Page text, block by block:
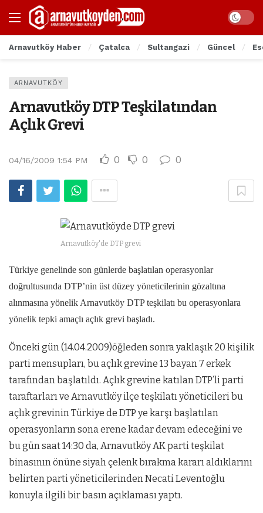
Arnavutköy Haber Çatalca Sultangazi Güncel
ARNAVUTKÖY
Arnavutköy DTP Teşkilatından
Açlık Grevi
04/16/2009 1:54 PM 0 0 0
Arnavutköy'de DTP grevi
Türkiye genelinde son günlerde başlatılan operasyonlar
doğrultusunda DTP’nin üst düzey yöneticilerinin gözaltına
alınmasına yönelik Arnavutköy DTP teşkilatı bu operasyonlara
yönelik tepki amaçlı açlık grevi başladı.
Önceki gün (14.04.2009)öğleden sonra yaklaşık 20 kişilik
parti mensupları, bu açlık grevine 13 bayan 7 erkek
tarafından başlatıldı. Açlık grevine katılan DTP’li parti
taraftarları ve Arnavutköy ilçe teşkilatı yöneticileri bu
açlık grevinin Türkiye de DTP ye karşı başlatılan
operasyonların sona erene kadar devam edeceğini ve
bu gün saat 14:30 da, Arnavutköy AK parti teşkilat
binasının önüne siyah çelenk bırakma kararı aldıklarını
belirten parti yöneticilerinden Necati Leventoğlu
konuyla ilgili bir basın açıklaması yaptı.